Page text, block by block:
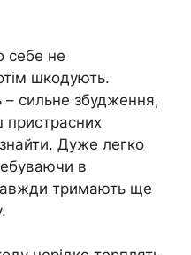
себе не
шкодують.
– сильне збудження,
пристрасних
Дуже легко
в
тримають ще